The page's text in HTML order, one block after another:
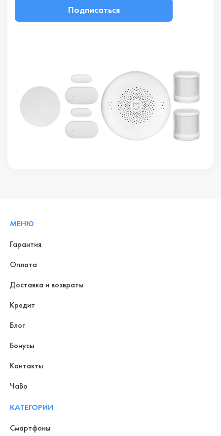
Подписаться
МЕНЮ
Гарантия
Оплата
Доставка и возвраты
Кредит
Блог
Бонусы
Контакты
ЧаВо
КАТЕГОРИИ
Смартфоны